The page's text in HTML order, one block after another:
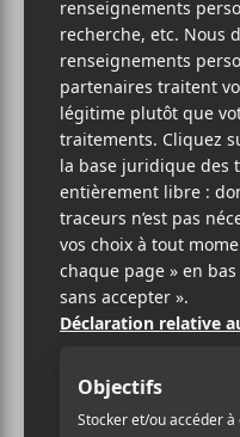
18 JUILLET 2023
PARRAPHAËL BOIVIN
PARTAGER
F
A
C
E
B
O
K
T
W
I
T
T
E
P
A
R
T
A
G